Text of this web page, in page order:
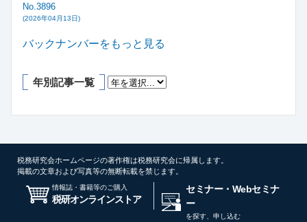
No.3896
(2026年04月13日)
バックナンバーをもっと見る
年別記事一覧
税務研究会ホームページの著作権は税務研究会に帰属します。
掲載の文章および写真等の無断転載を禁じます。
情報誌・書籍等のご購入
税研オンラインストア
セミナー・Webセミナ
ー
を探す、申し込む